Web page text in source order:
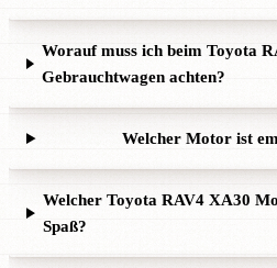
Worauf muss ich beim Toyota
Gebrauchtwagen achten?
Welcher Motor ist
Welcher Toyota RAV4 XA30
Spaß?